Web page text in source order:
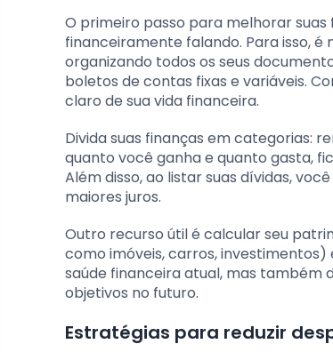
O primeiro passo para melhorar
financeiramente falando. Para isso,
organizando todos os seus
boletos de contas fixas e variáveis.
claro de sua vida financeira.
Divida suas finanças em categorias:
quanto você ganha e quanto gasta,
Além disso, ao listar suas dívidas,
maiores juros.
Outro recurso útil é calcular seu
como imóveis, carros, investimentos)
saúde financeira atual, mas também
objetivos no futuro.
Estratégias para reduzir